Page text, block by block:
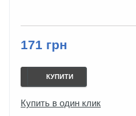
171 грн
КУПИТИ
Купить в один клик